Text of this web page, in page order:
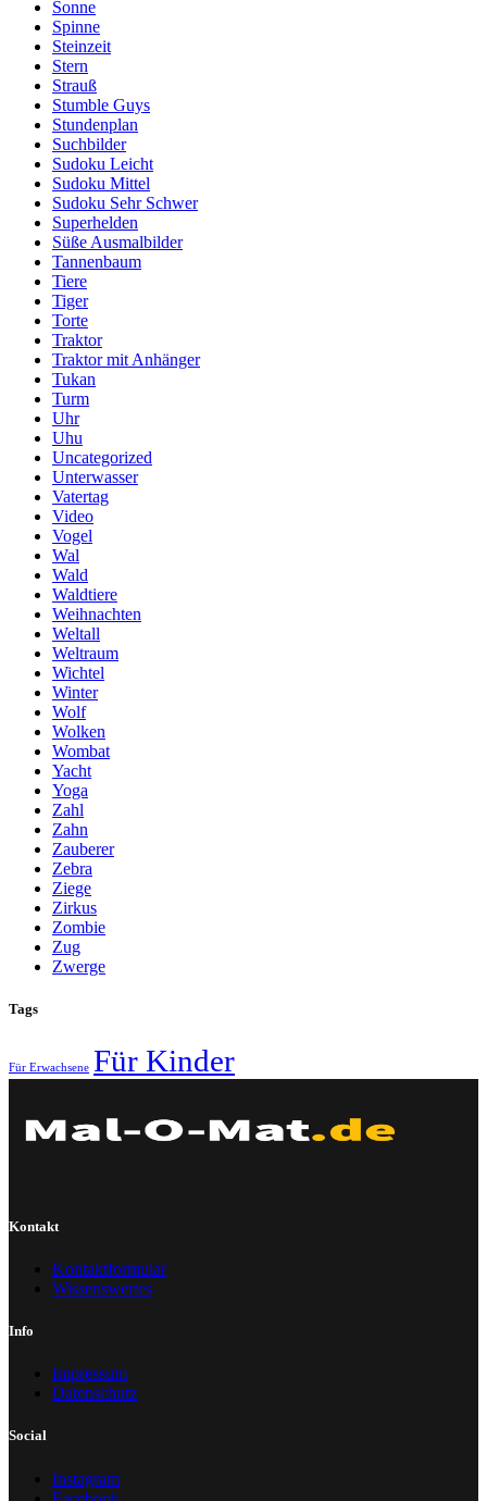
Sonne
Spinne
Steinzeit
Stern
Strauß
Stumble Guys
Stundenplan
Suchbilder
Sudoku Leicht
Sudoku Mittel
Sudoku Sehr Schwer
Superhelden
Süße Ausmalbilder
Tannenbaum
Tiere
Tiger
Torte
Traktor
Traktor mit Anhänger
Tukan
Turm
Uhr
Uhu
Uncategorized
Unterwasser
Vatertag
Video
Vogel
Wal
Wald
Waldtiere
Weihnachten
Weltall
Weltraum
Wichtel
Winter
Wolf
Wolken
Wombat
Yacht
Yoga
Zahl
Zahn
Zauberer
Zebra
Ziege
Zirkus
Zombie
Zug
Zwerge
Tags
Für Erwachsene Für Kinder
Kontakt
Kontaktformular
Wissenswertes
Info
Impressum
Datenschutz
Social
Instagram